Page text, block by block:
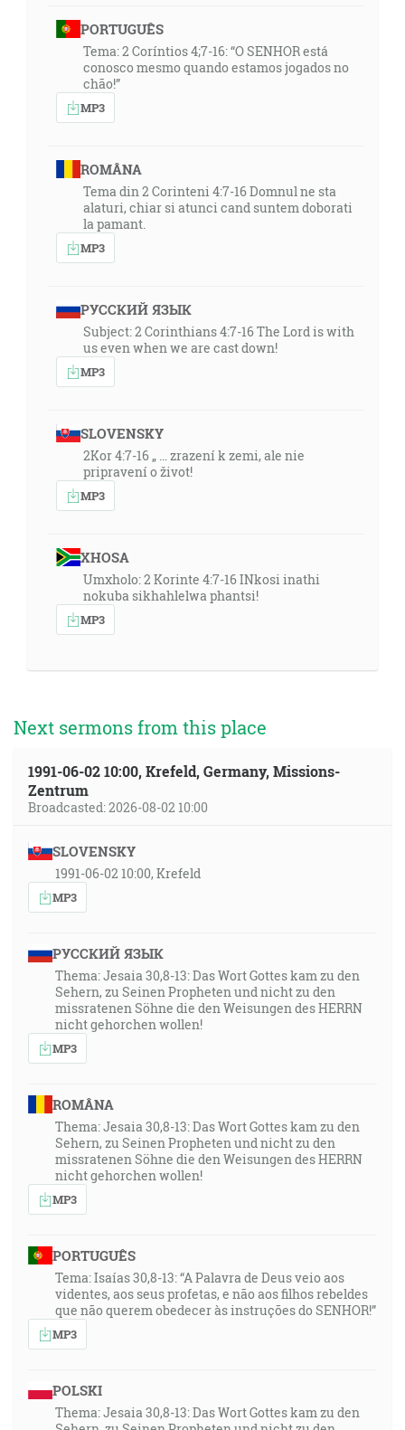
PORTUGUÊS
Tema: 2 Coríntios 4;7-16: “O SENHOR está
conosco mesmo quando estamos jogados no
chão!”
MP3
ROMÂNA
Tema din 2 Corinteni 4:7-16 Domnul ne sta
alaturi, chiar si atunci cand suntem doborati
la pamant.
MP3
РУССКИЙ ЯЗЫК
Subject: 2 Corinthians 4:7-16 The Lord is with
us even when we are cast down!
MP3
SLOVENSKY
2Kor 4:7-16 „ … zrazení k zemi, ale nie
pripravení o život!
MP3
XHOSA
Umxholo: 2 Korinte 4:7-16 INkosi inathi
nokuba sikhahlelwa phantsi!
MP3
Next sermons from this place
1991-06-02 10:00, Krefeld, Germany, Missions-
Zentrum
Broadcasted: 2026-08-02 10:00
SLOVENSKY
1991-06-02 10:00, Krefeld
MP3
РУССКИЙ ЯЗЫК
Thema: Jesaia 30,8-13: Das Wort Gottes kam zu den
Sehern, zu Seinen Propheten und nicht zu den
missratenen Söhne die den Weisungen des HERRN
nicht gehorchen wollen!
MP3
ROMÂNA
Thema: Jesaia 30,8-13: Das Wort Gottes kam zu den
Sehern, zu Seinen Propheten und nicht zu den
missratenen Söhne die den Weisungen des HERRN
nicht gehorchen wollen!
MP3
PORTUGUÊS
Tema: Isaías 30,8-13: “A Palavra de Deus veio aos
videntes, aos seus profetas, e não aos filhos rebeldes
que não querem obedecer às instruções do SENHOR!”
MP3
POLSKI
Thema: Jesaia 30,8-13: Das Wort Gottes kam zu den